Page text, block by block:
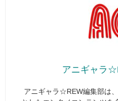
アニギャラ
アニギャラ☆REW編集部は